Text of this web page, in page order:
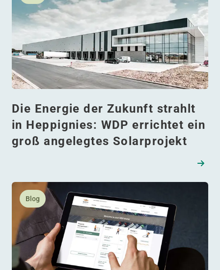
Die Energie der Zukunft strahlt
in Heppignies: WDP errichtet ein
groß angelegtes Solarprojekt
Blog
Lesen Sie mehr daüber Haben Sie Probleme mit